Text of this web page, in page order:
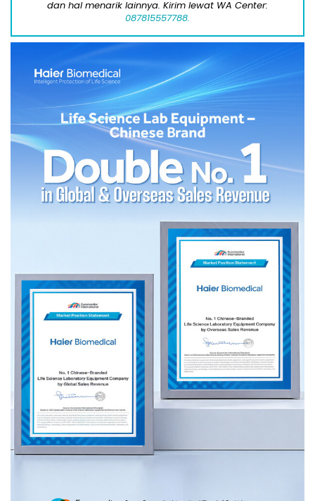
dan hal menarik lainnya. Kirim lewat WA Center:
087815557788.